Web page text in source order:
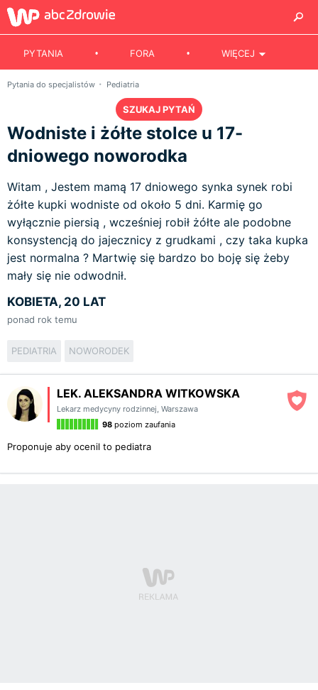
PYTANIA FORA WIĘCEJ
Pytania do specjalistów Pediatria
SZUKAJ PYTAŃ
Wodniste i żółte stolce u 17-
dniowego noworodka
Witam , Jestem mamą 17 dniowego synka synek robi
żółte kupki wodniste od około 5 dni. Karmię go
wyłącznie piersią , wcześniej robił żółte ale podobne
konsystencją do jajecznicy z grudkami , czy taka kupka
jest normalna ? Martwię się bardzo bo boję się żeby
mały się nie odwodnił.
KOBIETA, 20 LAT
ponad rok temu
PEDIATRIA NOWORODEK
LEK. ALEKSANDRA WITKOWSKA
Lekarz medycyny rodzinnej, Warszawa
98 poziom zaufania
Proponuje aby ocenil to pediatra